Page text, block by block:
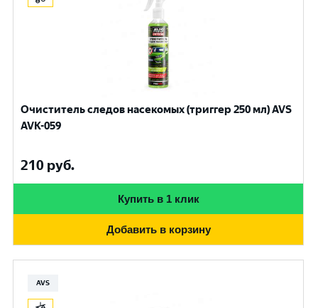
Очиститель следов насекомых (триггер 250 мл) AVS
AVK-059
210 руб.
Купить в 1 клик
Добавить в корзину
AVS